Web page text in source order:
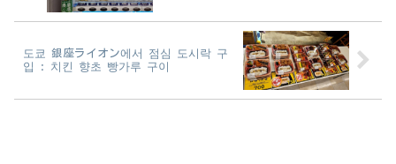
도쿄 銀座ライオン에서 점심 도시락 구
입 : 치킨 향초 빵가루 구이